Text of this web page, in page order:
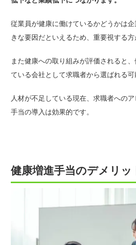
従業員が健康に働けているかどうかは
きな要因だといえるため、重要視する方
また健康への取り組みが評価されると
ている会社として求職者から選ばれる可
人材が不足している現在、求職者への
手当の導入は効果的です。
健康増進手当のデメリッ